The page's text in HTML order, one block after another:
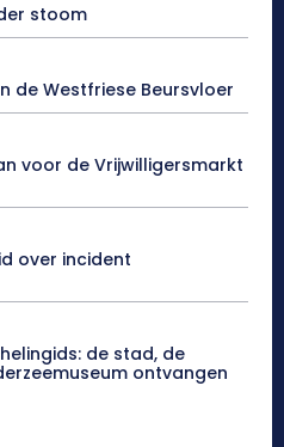
stoom
de Westfriese Beursvloer
voor de Vrijwilligersmarkt
over incident
de stad, de
ontvangen